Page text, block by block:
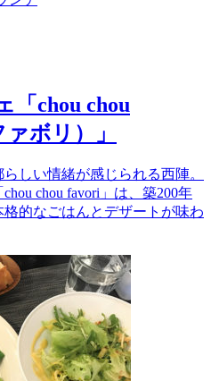
「chou chou
ボリ）」
しい情緒が感じられる西陣。
chou favori」は、築200年
的なごはんとデザートが味わ